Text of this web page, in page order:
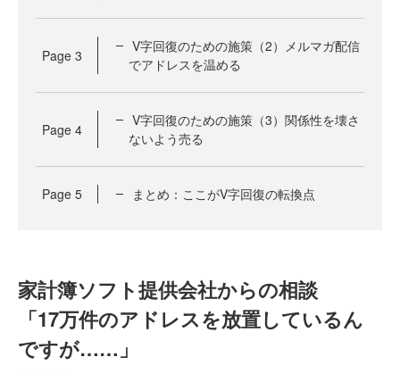
Page 3
V字回復のための施策（2）メルマガ配信
でアドレスを温める
Page 4
V字回復のための施策（3）関係性を壊さ
ないよう売る
Page 5 まとめ：ここがV字回復の転換点
家計簿ソフト提供会社からの相談
「17万件のアドレスを放置しているん
ですが……」